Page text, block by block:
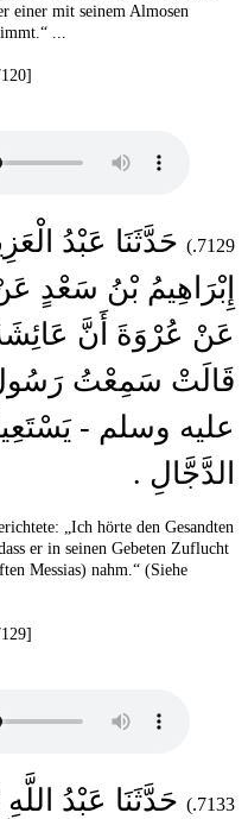
einer mit seinem Almosen
...
7129.)
حَدَّثَنَا عَبْدُ
إِبْرَاهِيمُ بْنُ سَعْدٍ
عَنْ عُرْوَةَ أَنَّ
قَالَتْ سَمِعْتُ رَسُولَ
عليه وسلم -
الدَّجَّالِ .
„Ich hörte den Gesandten
er in seinen Gebeten Zuflucht
Messias) nahm.“ (Siehe
7133.)
حَدَّثَنَا عَبْدُ